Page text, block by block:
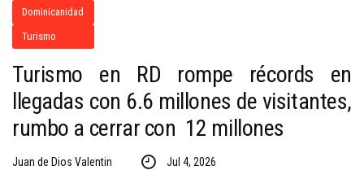
Dominicanidad
Turismo
Turismo en RD rompe récords en
llegadas con 6.6 millones de visitantes,
rumbo a cerrar con 12 millones
Juan de Dios Valentin Jul 4, 2026